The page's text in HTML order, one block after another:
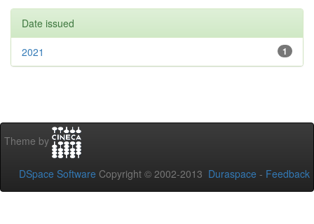
Date issued
1
2021
Theme by
DSpace Software Copyright © 2002-2013 Duraspace - Feedback